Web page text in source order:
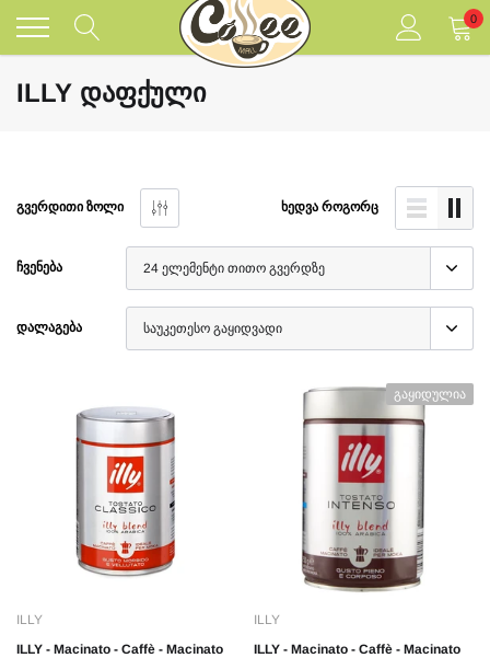
გადასვლა
0
ILLY ᲓᲐᲤᲥᲣᲚᲘ
ᲒᲕᲔᲠᲓᲘᲗᲘ ᲖᲝᲚᲘ ᲮᲔᲓᲕᲐ ᲠᲝᲒᲝᲠᲪ
ᲩᲕᲔᲜᲔᲑᲐ
ᲓᲐᲚᲐᲒᲔᲑᲐ
ILLY
ILLY - Macinato - Caffè - Macinato
Გაყიდულია
ILLY
ILLY - Macinato - Caffè - Macinato